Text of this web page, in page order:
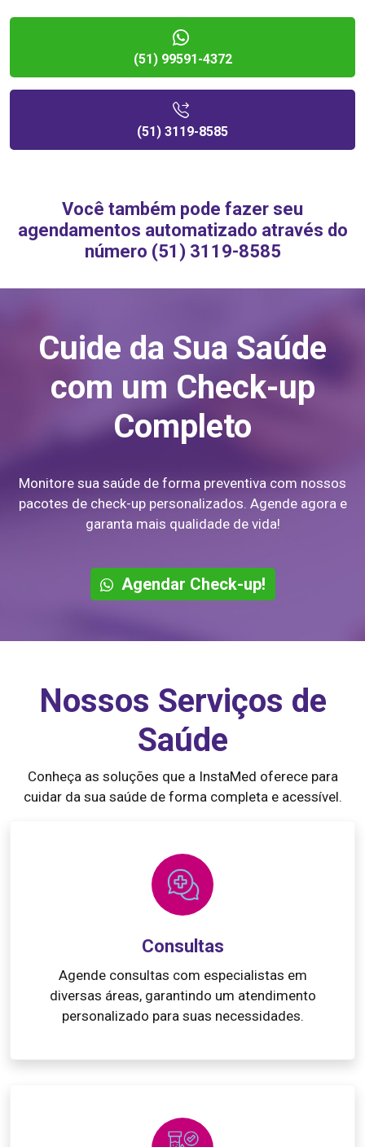
(51) 99591-4372
(51) 3119-8585
Você também pode fazer seu
agendamentos automatizado através do
número (51) 3119-8585
Cuide da Sua Saúde
com um Check-up
Completo
Monitore sua saúde de forma preventiva com nossos
pacotes de check-up personalizados. Agende agora e
garanta mais qualidade de vida!
Agendar Check-up!
Nossos Serviços de
Saúde
Conheça as soluções que a InstaMed oferece para
cuidar da sua saúde de forma completa e acessível.
Consultas
Agende consultas com especialistas em
diversas áreas, garantindo um atendimento
personalizado para suas necessidades.